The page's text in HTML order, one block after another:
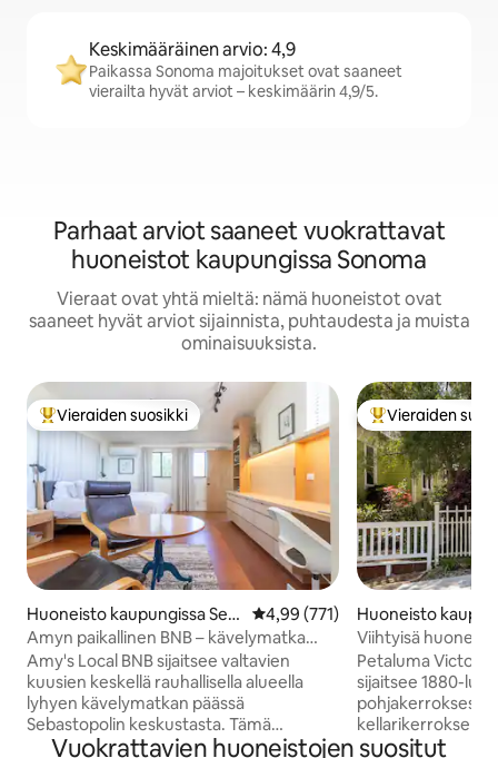
Keskimääräinen arvio: 4,9
Paikassa Sonoma majoitukset ovat saaneet
vierailta hyvät arviot – keskimäärin 4,9/5.
Parhaat arviot saaneet vuokrattavat
huoneistot kaupungissa Sonoma
Vieraat ovat yhtä mieltä: nämä huoneistot ovat
saaneet hyvät arviot sijainnista, puhtaudesta ja muista
ominaisuuksista.
Vieraiden suosikkien parhaimmistoa
Vieraiden suosikki
Huoneisto kaupungissa Seb
astopol
Keskimääräinen arvio 4,99/5,
4,99 (771)
Amyn paikallinen BNB – kävelymatka
kaupunkiin **ja poreamme!**
Amy's Local BNB sijaitsee valtavien
kuusien keskellä rauhallisella alueella
lyhyen kävelymatkan päässä
Sebastopolin keskustasta. Tämä
aurinkoinen nykyaikainen helmi
Vieraiden
Vieraiden
Huoneisto
aluma
Viihtyisä
kävelymatka
kauppoihin!
Petaluma
sijaitsee 1880-
kellarikerrokseksi).
historiallinen
Vuokrattavien huoneistojen suositut